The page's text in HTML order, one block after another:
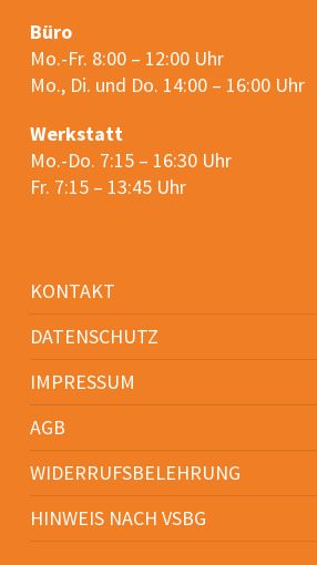
Büro
Mo.-Fr. 8:00 – 12:00 Uhr
Mo., Di. und Do. 14:00 – 16:00 Uhr
Werkstatt
Mo.-Do. 7:15 – 16:30 Uhr
Fr. 7:15 – 13:45 Uhr
KONTAKT
DATENSCHUTZ
IMPRESSUM
AGB
WIDERRUFSBELEHRUNG
HINWEIS NACH VSBG